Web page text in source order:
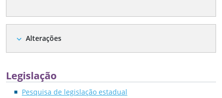
expand_more Alterações
Legislação
Pesquisa de legislação estadual